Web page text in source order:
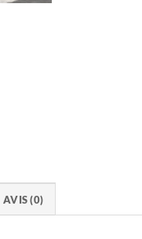
AVIS (0)